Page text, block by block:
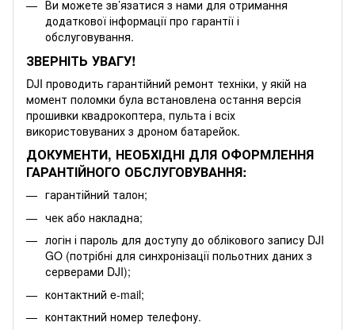
Ви можете зв’язатися з нами для отримання
додаткової інформації про гарантії і
обслуговування.
ЗВЕРНІТЬ УВАГУ!
DJI проводить гарантійний ремонт техніки, у якій на
момент поломки була встановлена остання версія
прошивки квадрокоптера, пульта і всіх
використовуваних з дроном батарейок.
ДОКУМЕНТИ, НЕОБХІДНІ ДЛЯ ОФОРМЛЕННЯ
ГАРАНТІЙНОГО ОБСЛУГОВУВАННЯ:
гарантійний талон;
чек або накладна;
логін і пароль для доступу до облікового запису DJI
GO (потрібні для синхронізації польотних даних з
серверами DJI);
контактний e-mail;
контактний номер телефону.